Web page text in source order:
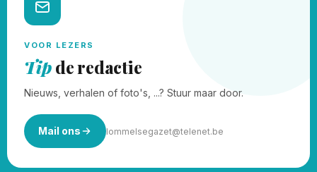
VOOR LEZERS
Tipde redactie
Nieuws, verhalen of foto's, ...? Stuur maar door.
Mail ons lommelsegazet@telenet.be